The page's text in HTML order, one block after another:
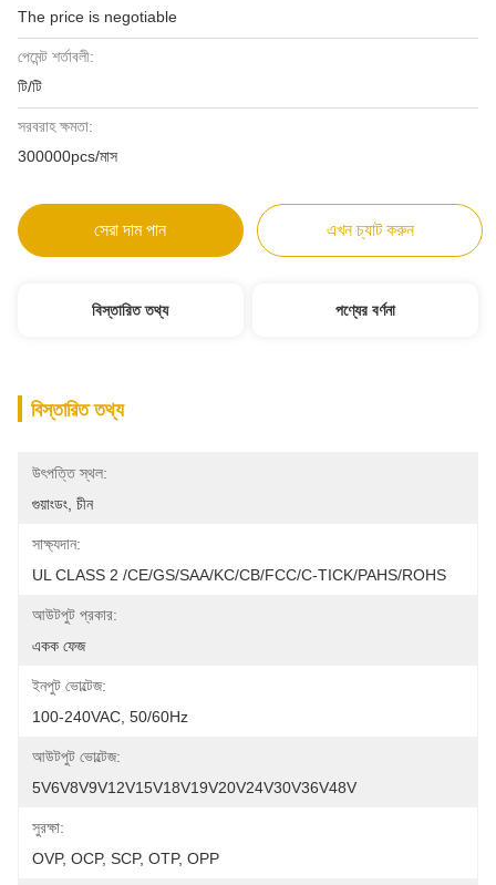
The price is negotiable
পেমেন্ট শর্তাবলী:
টি/টি
সরবরাহ ক্ষমতা:
300000pcs/মাস
সেরা দাম পান এখন চ্যাট করুন
বিস্তারিত তথ্য পণ্যের বর্ণনা
বিস্তারিত তথ্য
উৎপত্তি স্থল:
গুয়াংডং, চীন
সাক্ষ্যদান:
UL CLASS 2 /CE/GS/SAA/KC/CB/FCC/C-TICK/PAHS/ROHS
আউটপুট প্রকার:
একক ফেজ
ইনপুট ভোল্টেজ:
100-240VAC, 50/60Hz
আউটপুট ভোল্টেজ:
5V6V8V9V12V15V18V19V20V24V30V36V48V
সুরক্ষা:
OVP, OCP, SCP, OTP, OPP